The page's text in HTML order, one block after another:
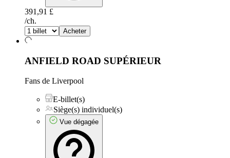
391,91 £
/ch.
Acheter
ANFIELD ROAD SUPÉRIEUR
Fans de Liverpool
E-billet(s)
Siège(s) individuel(s)
Vue dégagée